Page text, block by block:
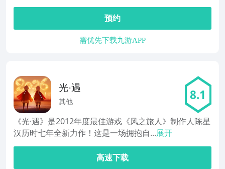
预约
需优先下载九游APP
光·遇
其他 8.1
《光·遇》是2012年度最佳游戏《风之旅人》制作人陈星
汉历时七年全新力作！这是一场拥抱自...展开
高速下载